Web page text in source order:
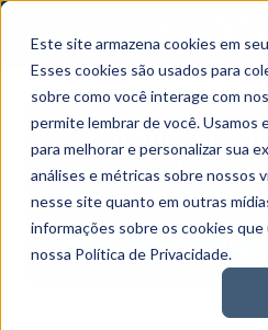
Este site armazena cookies em
Esses cookies são usados para
sobre como você interage com
permite lembrar de você. Usamos
para melhorar e personalizar sua
análises e métricas sobre nossos
nesse site quanto em outras
informações sobre os cookies que
nossa Política de Privacidade.
Bemobi (BMOB3)